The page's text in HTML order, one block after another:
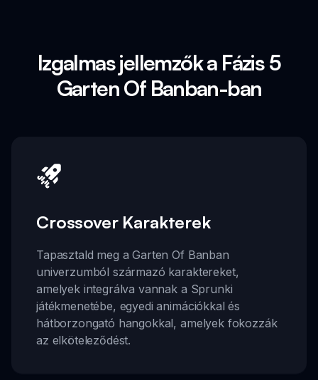
Izgalmas jellemzők a Fázis 5
Garten Of Banban-ban
Crossover Karakterek
Tapasztald meg a Garten Of Banban
univerzumból származó karaktereket,
amelyek integrálva vannak a Sprunki
játékmenetébe, egyedi animációkkal és
hátborzongató hangokkal, amelyek fokozzák
az elköteleződést.